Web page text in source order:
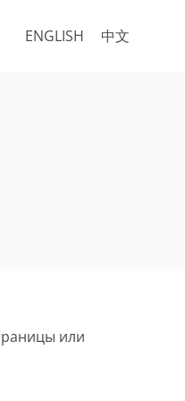
ENGLISH 中文
или